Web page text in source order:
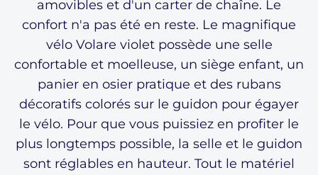
amovibles et d'un carter de chaîne. Le
confort n'a pas été en reste. Le magnifique
vélo Volare violet possède une selle
confortable et moelleuse, un siège enfant, un
panier en osier pratique et des rubans
décoratifs colorés sur le guidon pour égayer
le vélo. Pour que vous puissiez en profiter le
plus longtemps possible, la selle et le guidon
sont réglables en hauteur. Tout le matériel